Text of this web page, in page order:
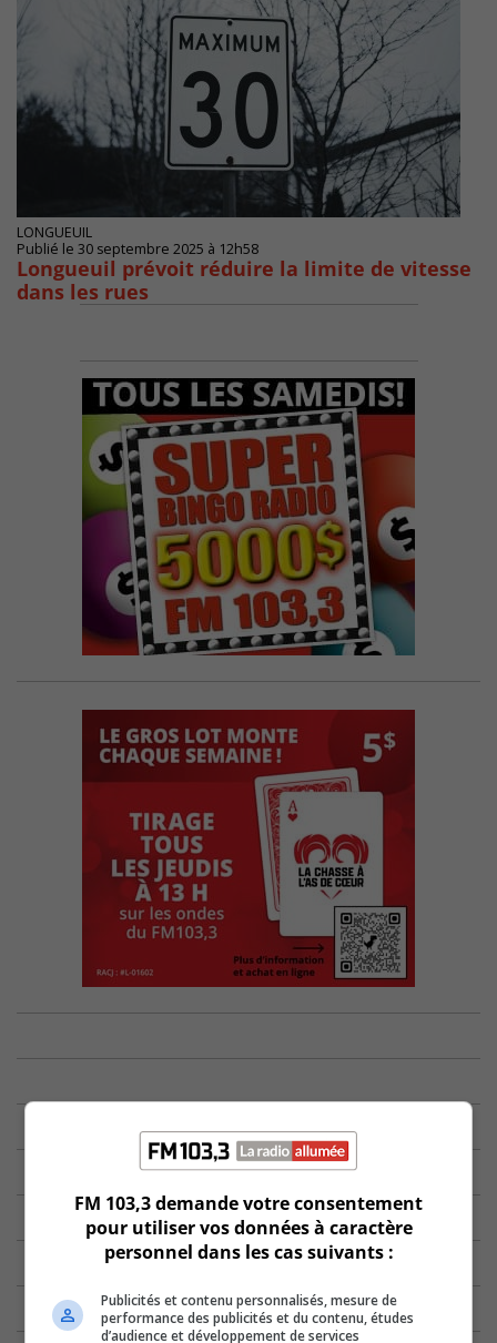
LONGUEUIL
Publié le 30 septembre 2025 à 12h58
Longueuil prévoit réduire la limite de vitesse
dans les rues
FM 103,3 demande votre consentement
pour utiliser vos données à caractère
personnel dans les cas suivants :
Publicités et contenu personnalisés, mesure de
performance des publicités et du contenu, études
d’audience et développement de services